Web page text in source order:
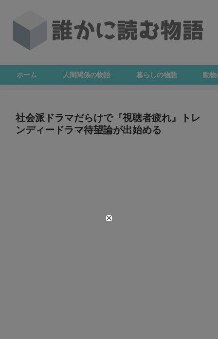
ホーム 人間関係の物語 暮らしの物語 動
社会派ドラマだらけで『視聴者疲れ』トレ
ンディードラマ待望論が出始める